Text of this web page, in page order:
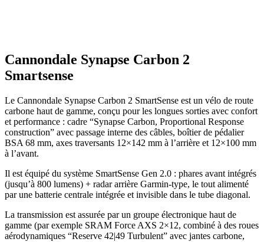
Cannondale Synapse Carbon 2
Smartsense
Le Cannondale Synapse Carbon 2 SmartSense est un vélo de route
carbone haut de gamme, conçu pour les longues sorties avec confort
et performance : cadre “Synapse Carbon, Proportional Response
construction” avec passage interne des câbles, boîtier de pédalier
BSA 68 mm, axes traversants 12×142 mm à l’arrière et 12×100 mm
à l’avant.
Il est équipé du système SmartSense Gen 2.0 : phares avant intégrés
(jusqu’à 800 lumens) + radar arrière Garmin-type, le tout alimenté
par une batterie centrale intégrée et invisible dans le tube diagonal.
La transmission est assurée par un groupe électronique haut de
gamme (par exemple SRAM Force AXS 2×12, combiné à des roues
aérodynamiques “Reserve 42|49 Turbulent” avec jantes carbone,